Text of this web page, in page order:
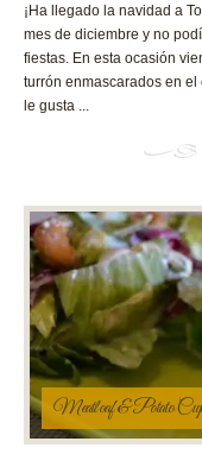
¡Ha llegado la navidad a
mes de diciembre y no
fiestas. En esta ocasión
turrón enmascarados en
le gusta ...
Meatloaf & Potato